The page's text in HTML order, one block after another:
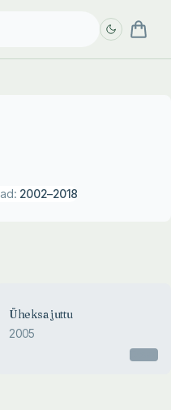
2002–2018
Üheksa juttu
2005